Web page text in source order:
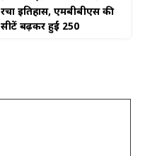
रचा इतिहास, एमबीबीएस की
सीटें बढ़कर हुईं 250